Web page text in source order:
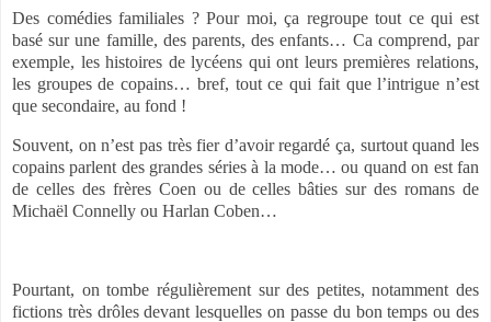
Des comédies familiales ? Pour moi, ça regroupe tout ce qui est
basé sur une famille, des parents, des enfants… Ca comprend, par
exemple, les histoires de lycéens qui ont leurs premières relations,
les groupes de copains… bref, tout ce qui fait que l’intrigue n’est
que secondaire, au fond !
Souvent, on n’est pas très fier d’avoir regardé ça, surtout quand les
copains parlent des grandes séries à la mode… ou quand on est fan
de celles des frères Coen ou de celles bâties sur des romans de
Michaël Connelly ou Harlan Coben…
Pourtant, on tombe régulièrement sur des petites, notamment des
fictions très drôles devant lesquelles on passe du bon temps ou des